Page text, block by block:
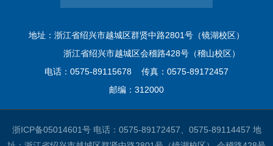
地址：浙江省绍兴市越城区群贤中路2801号（镜湖校区）
浙江省绍兴市越城区会稽路428号（稽山校区）
电话：0575-89115678 传真：0575-89172457
邮编：312000
浙ICP备05014601号电话：0575-89172457、0575-89114457 地